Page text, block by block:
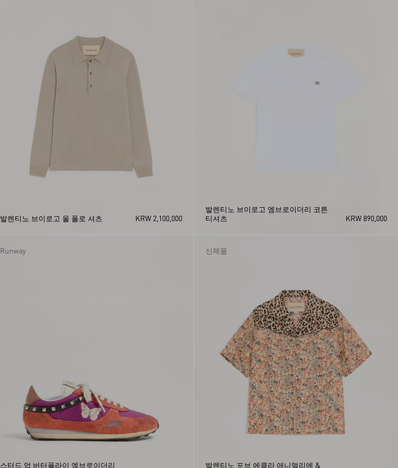
발렌티노 브이로고 울 폴로 셔츠 KRW 2,100,000
발렌티노 브이로고 엠브로이더리 코튼
티셔츠
KRW 890,000
Runway
스터드 업 버터플라이 엠브로이더리
신제품
발렌티노 포브 에클라 애니멀리에 &